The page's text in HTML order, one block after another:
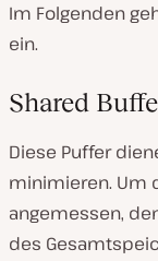
Im Folgenden
ein.
Shared
Diese Puffer
minimieren. Um
angemessen,
des